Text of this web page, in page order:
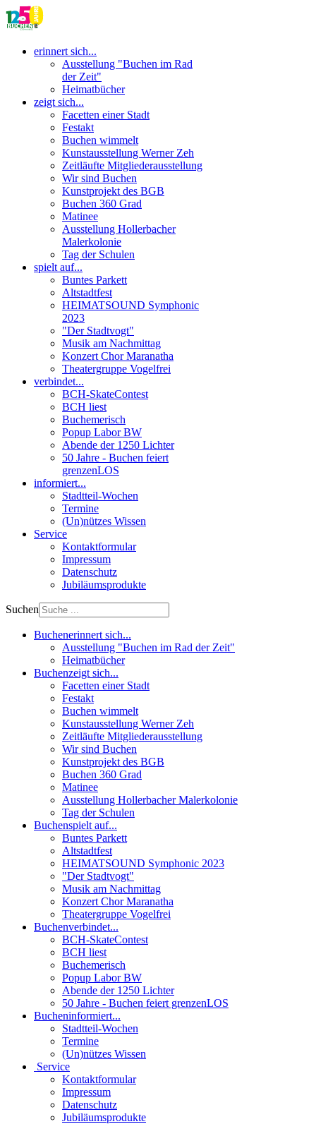
erinnert sich...
Ausstellung "Buchen im Rad
der Zeit"
Heimatbücher
zeigt sich...
Facetten einer Stadt
Festakt
Buchen wimmelt
Kunstausstellung Werner Zeh
Zeitläufte Mitgliederausstellung
Wir sind Buchen
Kunstprojekt des BGB
Buchen 360 Grad
Matinee
Ausstellung Hollerbacher
Malerkolonie
Tag der Schulen
spielt auf...
Buntes Parkett
Altstadtfest
HEIMATSOUND Symphonic
2023
"Der Stadtvogt"
Musik am Nachmittag
Konzert Chor Maranatha
Theatergruppe Vogelfrei
verbindet...
BCH-SkateContest
BCH liest
Buchemerisch
Popup Labor BW
Abende der 1250 Lichter
50 Jahre - Buchen feiert
grenzenLOS
informiert...
Stadtteil-Wochen
Termine
(Un)nützes Wissen
Service
Kontaktformular
Impressum
Datenschutz
Jubiläumsprodukte
Suchen
Buchenerinnert sich...
Ausstellung "Buchen im Rad der Zeit"
Heimatbücher
Buchenzeigt sich...
Facetten einer Stadt
Festakt
Buchen wimmelt
Kunstausstellung Werner Zeh
Zeitläufte Mitgliederausstellung
Wir sind Buchen
Kunstprojekt des BGB
Buchen 360 Grad
Matinee
Ausstellung Hollerbacher Malerkolonie
Tag der Schulen
Buchenspielt auf...
Buntes Parkett
Altstadtfest
HEIMATSOUND Symphonic 2023
"Der Stadtvogt"
Musik am Nachmittag
Konzert Chor Maranatha
Theatergruppe Vogelfrei
Buchenverbindet...
BCH-SkateContest
BCH liest
Buchemerisch
Popup Labor BW
Abende der 1250 Lichter
50 Jahre - Buchen feiert grenzenLOS
Bucheninformiert...
Stadtteil-Wochen
Termine
(Un)nützes Wissen
Service
Kontaktformular
Impressum
Datenschutz
Jubiläumsprodukte